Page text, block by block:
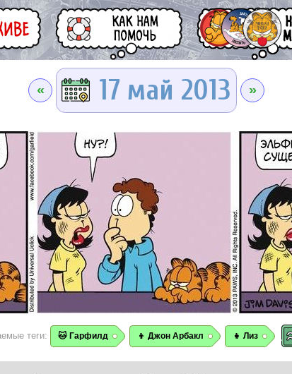
« 17 май 2013 »
теги: 🐱 Гарфилд 👦 Джон Арбакл 👧 Лиз